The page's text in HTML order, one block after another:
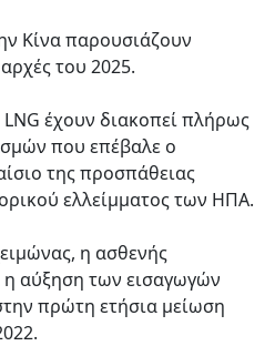
Κίνα παρουσιάζουν
του 2025.
έχουν διακοπεί πλήρως
που επέβαλε ο
της προσπάθειας
ελλείμματος των ΗΠΑ.
η ασθενής
η αύξηση των εισαγωγών
πρώτη ετήσια μείωση